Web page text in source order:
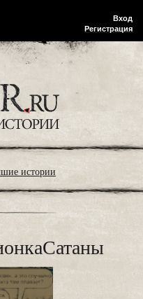
Вход
Регистрация
истории